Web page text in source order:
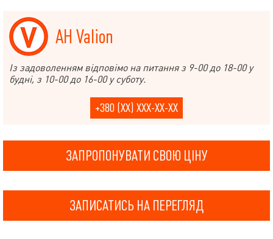
АН Valion
Із задоволенням відповімо на питання з 9-00 до 18-00 у
будні, з 10-00 до 16-00 у суботу.
+380 (XX) XXX-XX-XX
ЗАПРОПОНУВАТИ СВОЮ ЦІНУ
ЗАПИСАТИСЬ НА ПЕРЕГЛЯД